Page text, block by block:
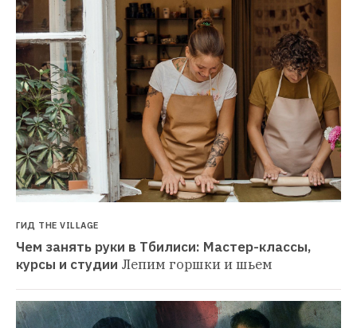
ГИД THE VILLAGE
Чем занять руки в Тбилиси: Мастер-классы,
курсы и студии Лепим горшки и шьем